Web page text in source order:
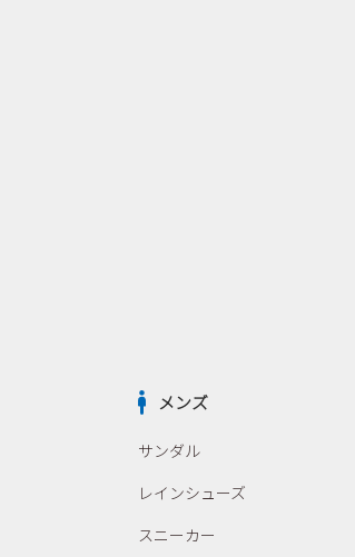
メンズ
サンダル
レインシューズ
スニーカー